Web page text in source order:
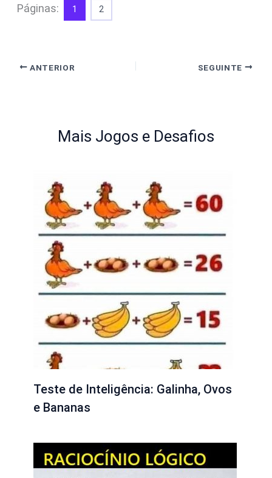
Páginas: 1 2
ANTERIOR SEGUINTE
Mais Jogos e Desafios
Teste de Inteligência: Galinha, Ovos
e Bananas